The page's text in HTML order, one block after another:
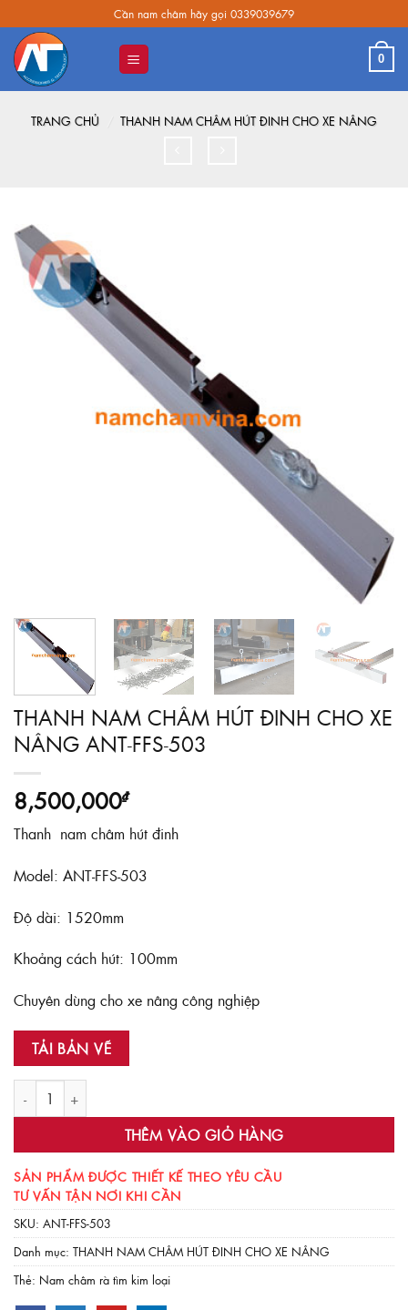
to
content
Cần nam châm hãy gọi 0339039679
0
TRANG CHỦ THANH NAM CHÂM HÚT ĐINH CHO XE NÂNG
THANH NAM CHÂM HÚT ĐINH CHO XE
NÂNG ANT-FFS-503
8,500,000₫
Thanh nam châm hút đinh
Model: ANT-FFS-503
Độ dài: 1520mm
Khoảng cách hút: 100mm
Chuyên dùng cho xe nâng công nghiệp
TẢI BẢN VẼ
Thanh nam châm hút đinh cho xe nâng ANT-FFS-503 số lượng
THÊM VÀO GIỎ HÀNG
SẢN PHẨM ĐƯỢC THIẾT KẾ THEO YÊU CẦU
TƯ VẤN TẬN NƠI KHI CẦN
SKU: ANT-FFS-503
Danh mục: THANH NAM CHÂM HÚT ĐINH CHO XE NÂNG
Thẻ: Nam châm rà tìm kim loại